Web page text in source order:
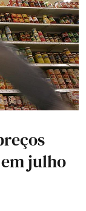
julho